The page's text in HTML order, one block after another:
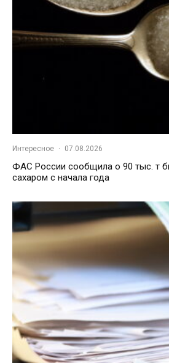
Интересное · 07.08.2026
ФАС России сообщила о 90 тыс. т
сахаром с начала года